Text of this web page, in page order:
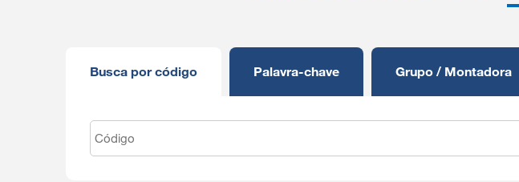
Busca por código Palavra-chave Grupo / Montadora